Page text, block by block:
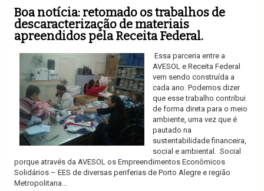
Boa notícia: retomado os trabalhos de
descaracterização de materiais
apreendidos pela Receita Federal.
Essa parceria entre a
AVESOL e Receita Federal
vem sendo construída a
cada ano. Podemos dizer
que esse trabalho contribui
de forma direta para o meio
ambiente, uma vez que é
pautado na
sustentabilidade financeira,
social e ambiental. Social
porque através da AVESOL os Empreendimentos Econômicos
Solidários – EES de diversas periferias de Porto Alegre e região
Metropolitana...